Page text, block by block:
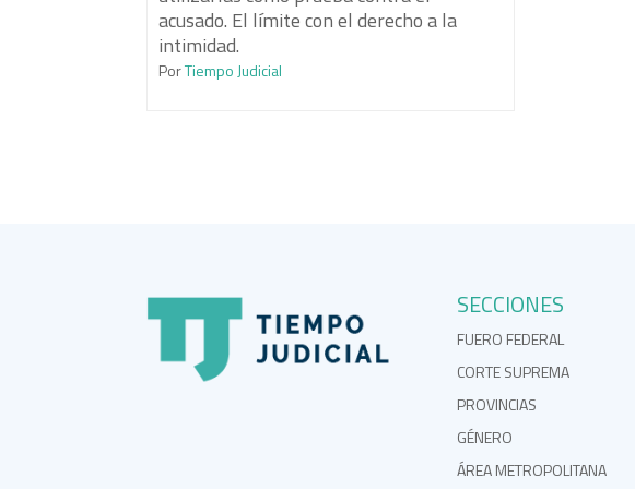
acusado. El límite con el derecho a la
intimidad.
PorTiempo Judicial
SECCIONES
FUERO FEDERAL
CORTE SUPREMA
PROVINCIAS
GÉNERO
ÁREA METROPOLITANA